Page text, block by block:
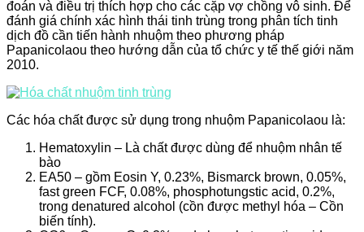
đoán và điều trị thích hợp cho các cặp vợ chồng vô sinh. Để
đánh giá chính xác hình thái tinh trùng trong phân tích tinh
dịch đồ cần tiến hành nhuộm theo phương pháp
Papanicolaou theo hướng dẫn của tổ chức y tế thế giới năm
2010.
Các hóa chất được sử dụng trong nhuộm Papanicolaou là:
Hematoxylin – Là chất được dùng để nhuộm nhân tế
bào
EA50 – gồm Eosin Y, 0.23%, Bismarck brown, 0.05%,
fast green FCF, 0.08%, phosphotungstic acid, 0.2%,
trong denatured alcohol (cồn được methyl hóa – Cồn
biến tính).